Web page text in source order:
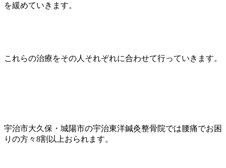
を緩めていきます。
これらの治療をその人それぞれに合わせて行っていきます。
宇治市大久保・城陽市の宇治東洋鍼灸整骨院では腰痛でお困
りの方々8割以上おられます。